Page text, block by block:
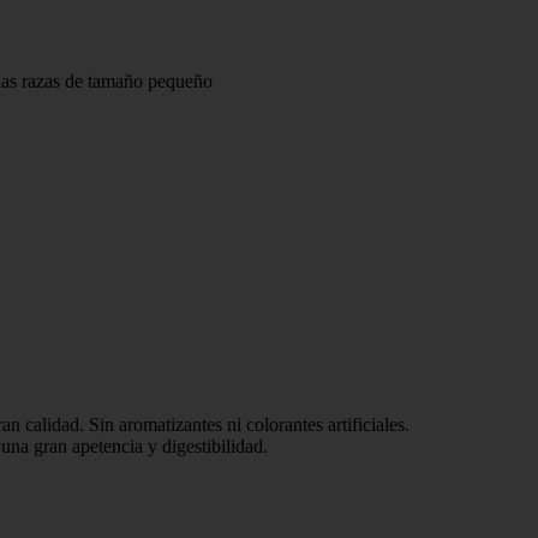
razas de tamaño pequeño
calidad. Sin aromatizantes ni colorantes artificiales.
gran apetencia y digestibilidad.